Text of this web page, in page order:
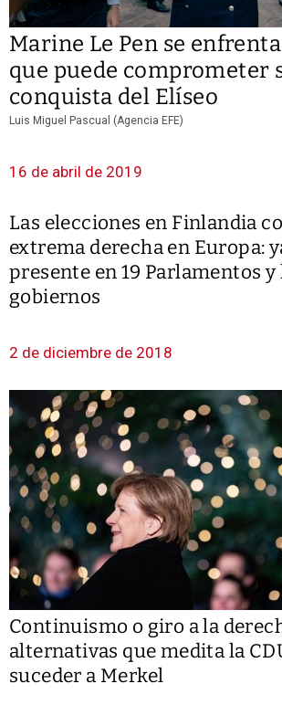
Marine Le Pen se
que puede comprometer
conquista del Elíseo
Luis Miguel Pascual (Agencia EFE)
16 de abril de 2019
Las elecciones en Finlandia
extrema derecha en Europa:
presente en 19 Parlamentos y
gobiernos
2 de diciembre de 2018
Continuismo o giro a la
alternativas que medita la
suceder a Merkel